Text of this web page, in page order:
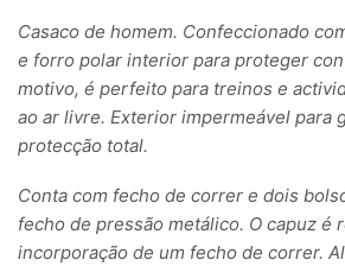
Casaco de homem. Confeccionado
e forro polar interior para proteger
motivo, é perfeito para treinos e
ao ar livre. Exterior impermeável para
protecção total.
Conta com fecho de correr e dois
fecho de pressão metálico. O capuz é
incorporação de um fecho de correr.